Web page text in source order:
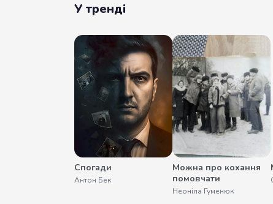
У тренді
Спогади
Антон Бек
Можна про кохання
помовчати
Неоніла Гуменюк